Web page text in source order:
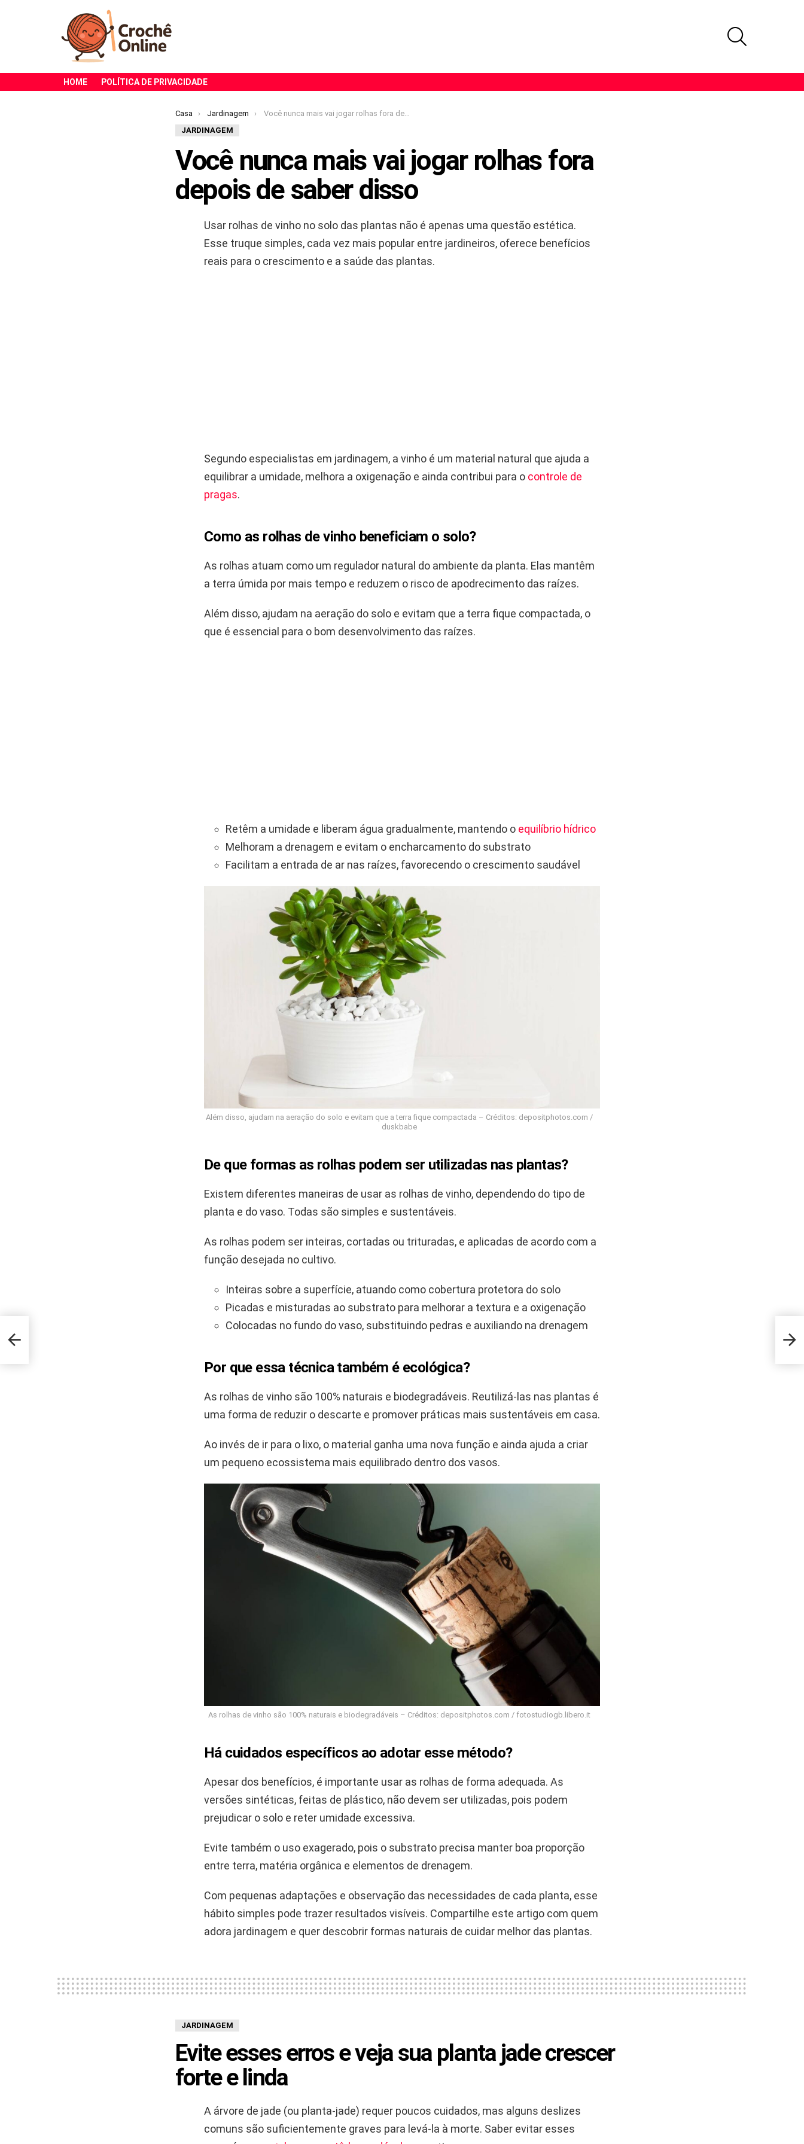
HOME POLÍTICA DE PRIVACIDADE
Você está aqui:
Casa Jardinagem
Você nunca mais vai jogar rolhas fora depois de saber disso
JARDINAGEM
Você nunca mais vai jogar rolhas fora
depois de saber disso
Usar rolhas de vinho no solo das plantas não é apenas uma questão estética.
Esse truque simples, cada vez mais popular entre jardineiros, oferece benefícios
reais para o crescimento e a saúde das plantas.
Segundo especialistas em jardinagem, a vinho é um material natural que ajuda a
equilibrar a umidade, melhora a oxigenação e ainda contribui para o controle de
pragas.
Como as rolhas de vinho beneficiam o solo?
As rolhas atuam como um regulador natural do ambiente da planta. Elas mantêm
a terra úmida por mais tempo e reduzem o risco de apodrecimento das raízes.
Além disso, ajudam na aeração do solo e evitam que a terra fique compactada, o
que é essencial para o bom desenvolvimento das raízes.
Retêm a umidade e liberam água gradualmente, mantendo o equilíbrio hídrico
Melhoram a drenagem e evitam o encharcamento do substrato
Facilitam a entrada de ar nas raízes, favorecendo o crescimento saudável
Além disso, ajudam na aeração do solo e evitam que a terra fique compactada – Créditos: depositphotos.com /
duskbabe
De que formas as rolhas podem ser utilizadas nas plantas?
Existem diferentes maneiras de usar as rolhas de vinho, dependendo do tipo de
planta e do vaso. Todas são simples e sustentáveis.
As rolhas podem ser inteiras, cortadas ou trituradas, e aplicadas de acordo com a
função desejada no cultivo.
Inteiras sobre a superfície, atuando como cobertura protetora do solo
Picadas e misturadas ao substrato para melhorar a textura e a oxigenação
Colocadas no fundo do vaso, substituindo pedras e auxiliando na drenagem
Por que essa técnica também é ecológica?
As rolhas de vinho são 100% naturais e biodegradáveis. Reutilizá-las nas plantas é
uma forma de reduzir o descarte e promover práticas mais sustentáveis em casa.
Ao invés de ir para o lixo, o material ganha uma nova função e ainda ajuda a criar
um pequeno ecossistema mais equilibrado dentro dos vasos.
As rolhas de vinho são 100% naturais e biodegradáveis – Créditos: depositphotos.com / fotostudiogb.libero.it
Há cuidados específicos ao adotar esse método?
Apesar dos benefícios, é importante usar as rolhas de forma adequada. As
versões sintéticas, feitas de plástico, não devem ser utilizadas, pois podem
prejudicar o solo e reter umidade excessiva.
Evite também o uso exagerado, pois o substrato precisa manter boa proporção
entre terra, matéria orgânica e elementos de drenagem.
Com pequenas adaptações e observação das necessidades de cada planta, esse
hábito simples pode trazer resultados visíveis. Compartilhe este artigo com quem
adora jardinagem e quer descobrir formas naturais de cuidar melhor das plantas.
JARDINAGEM
Evite esses erros e veja sua planta jade crescer
forte e linda
A árvore de jade (ou planta-jade) requer poucos cuidados, mas alguns deslizes
comuns são suficientemente graves para levá-la à morte. Saber evitar esses